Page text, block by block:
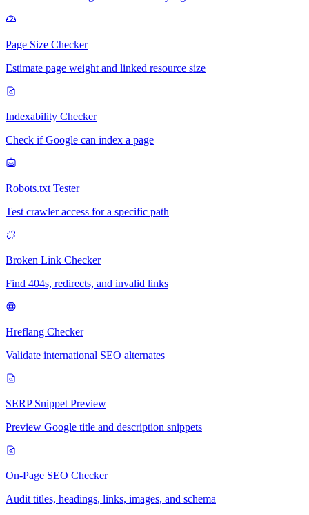
Page Size Checker
Estimate page weight and linked resource size
Indexability Checker
Check if Google can index a page
Robots.txt Tester
Test crawler access for a specific path
Broken Link Checker
Find 404s, redirects, and invalid links
Hreflang Checker
Validate international SEO alternates
SERP Snippet Preview
Preview Google title and description snippets
On-Page SEO Checker
Audit titles, headings, links, images, and schema